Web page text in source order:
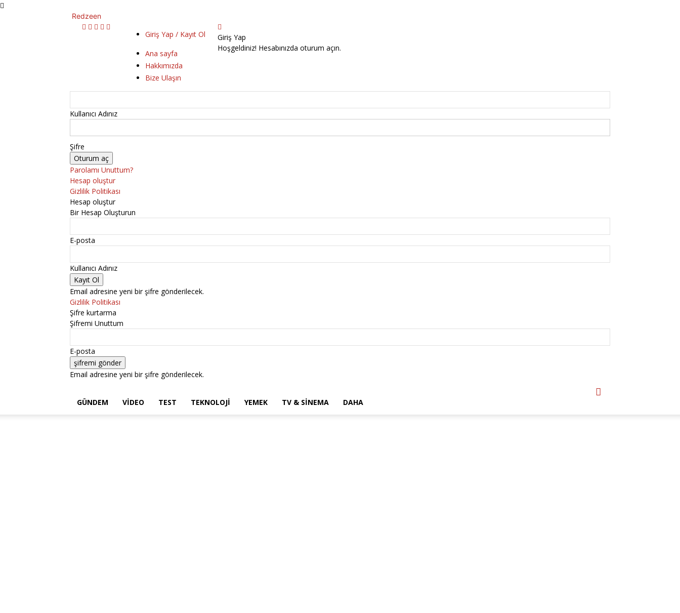
Redzeen
Giriş Yap / Kayıt Ol
Ana sayfa
Hakkımızda
Bize Ulaşın
Giriş Yap
Hoşgeldiniz! Hesabınızda oturum açın.
Kullanıcı Adınız
Şifre
Parolamı Unuttum?
Hesap oluştur
Gizlilik Politikası
Hesap oluştur
Bir Hesap Oluşturun
E-posta
Kullanıcı Adınız
Email adresine yeni bir şifre gönderilecek.
Gizlilik Politikası
Şifre kurtarma
Şifremi Unuttum
E-posta
Email adresine yeni bir şifre gönderilecek.
GÜNDEM VIDEO TEST TEKNOLOJI YEMEK TV & SINEMA DAHA